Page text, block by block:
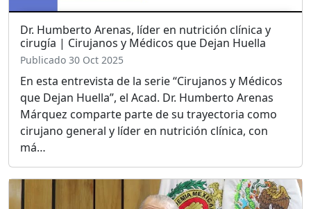
Dr. Humberto Arenas, líder en nutrición clínica y
cirugía | Cirujanos y Médicos que Dejan Huella
Publicado 30 Oct 2025
En esta entrevista de la serie “Cirujanos y Médicos
que Dejan Huella”, el Acad. Dr. Humberto Arenas
Márquez comparte parte de su trayectoria como
cirujano general y líder en nutrición clínica, con
má…